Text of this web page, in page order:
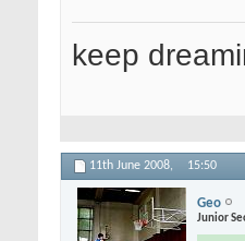
keep
11th June 2008, 15:50
Geo
Junior